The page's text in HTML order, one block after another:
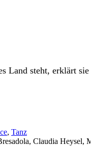
Land steht, erklärt
, Tanz